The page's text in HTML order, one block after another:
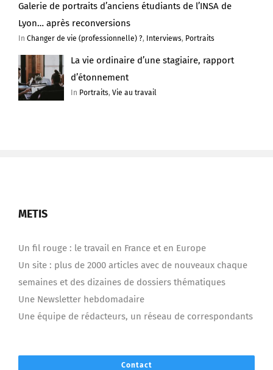
Galerie de portraits d’anciens étudiants de l’INSA de
Lyon… après reconversions
In Changer de vie (professionnelle) ?, Interviews, Portraits
La vie ordinaire d’une stagiaire, rapport
d’étonnement
In Portraits,Vie au travail
METIS
Un fil rouge : le travail en France et en Europe
Un site : plus de 2000 articles avec de nouveaux chaque
semaines et des dizaines de dossiers thématiques
Une Newsletter hebdomadaire
Une équipe de rédacteurs, un réseau de correspondants
Contact